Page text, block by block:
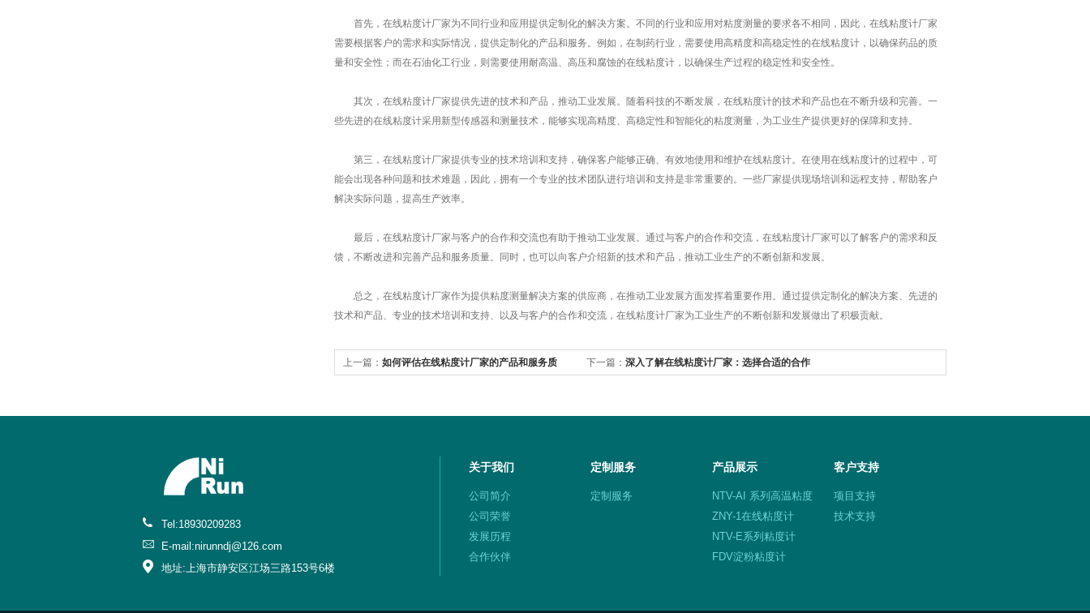
首先，在线粘度计厂家为不同行业和应用提供定制化的解决方案。不同的行业和应用对粘度测量的要求各不相同，因此，在线粘度计厂家
需要根据客户的需求和实际情况，提供定制化的产品和服务。例如，在制药行业，需要使用高精度和高稳定性的在线粘度计，以确保药品的质
量和安全性；而在石油化工行业，则需要使用耐高温、高压和腐蚀的在线粘度计，以确保生产过程的稳定性和安全性。
其次，在线粘度计厂家提供先进的技术和产品，推动工业发展。随着科技的不断发展，在线粘度计的技术和产品也在不断升级和完善。一
些先进的在线粘度计采用新型传感器和测量技术，能够实现高精度、高稳定性和智能化的粘度测量，为工业生产提供更好的保障和支持。
第三，在线粘度计厂家提供专业的技术培训和支持，确保客户能够正确、有效地使用和维护在线粘度计。在使用在线粘度计的过程中，可
能会出现各种问题和技术难题，因此，拥有一个专业的技术团队进行培训和支持是非常重要的。一些厂家提供现场培训和远程支持，帮助客户
解决实际问题，提高生产效率。
最后，在线粘度计厂家与客户的合作和交流也有助于推动工业发展。通过与客户的合作和交流，在线粘度计厂家可以了解客户的需求和反
馈，不断改进和完善产品和服务质量。同时，也可以向客户介绍新的技术和产品，推动工业生产的不断创新和发展。
总之，在线粘度计厂家作为提供粘度测量解决方案的供应商，在推动工业发展方面发挥着重要作用。通过提供定制化的解决方案、先进的
技术和产品、专业的技术培训和支持、以及与客户的合作和交流，在线粘度计厂家为工业生产的不断创新和发展做出了积极贡献。
上一篇： 如何评估在线粘度计厂家的产品和服务质 下一篇： 深入了解在线粘度计厂家：选择合适的合作
Tel:18930209283
E-mail:nirunndj@126.com
地址:上海市静安区江场三路153号6楼
关于我们
公司简介
公司荣誉
发展历程
合作伙伴
定制服务
定制服务
产品展示
NTV-AI 系列高温粘度
计
ZNY-1在线粘度计
NTV-E系列粘度计
FDV淀粉粘度计
客户支持
项目支持
技术支持